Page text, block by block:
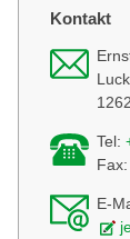
Kontakt
Tel:
E-